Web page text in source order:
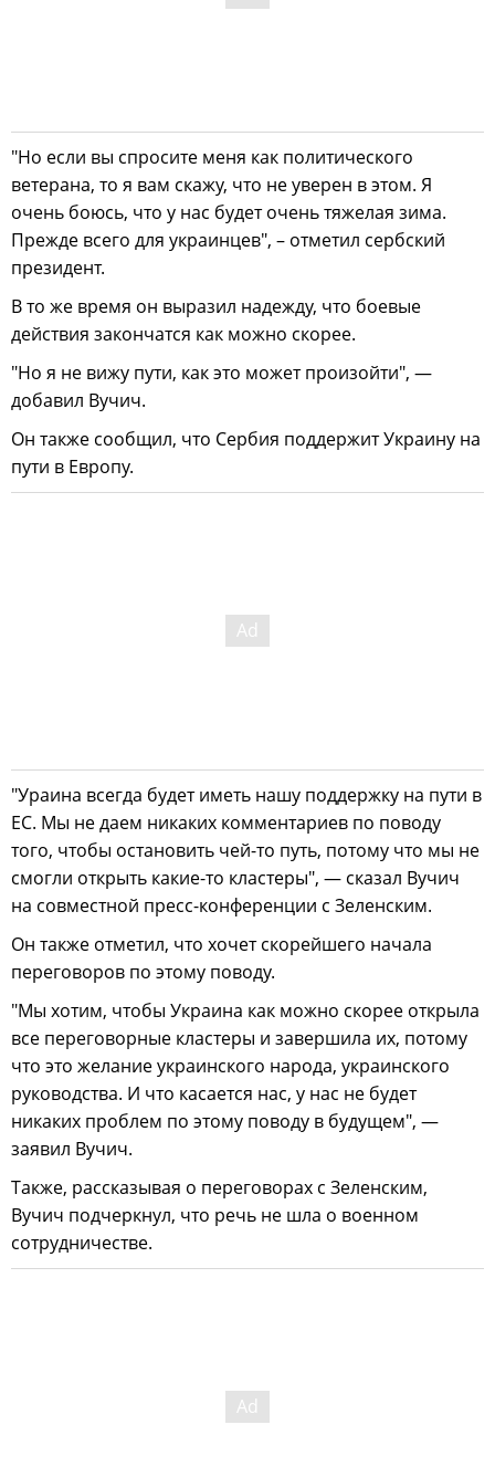
"Но если вы спросите меня как политического
ветерана, то я вам скажу, что не уверен в этом. Я
очень боюсь, что у нас будет очень тяжелая зима.
Прежде всего для украинцев", – отметил сербский
президент.
В то же время он выразил надежду, что боевые
действия закончатся как можно скорее.
"Но я не вижу пути, как это может произойти", —
добавил Вучич.
Он также сообщил, что Сербия поддержит Украину на
пути в Европу.
"Ураина всегда будет иметь нашу поддержку на пути в
ЕС. Мы не даем никаких комментариев по поводу
того, чтобы остановить чей-то путь, потому что мы не
смогли открыть какие-то кластеры", — сказал Вучич
на совместной пресс-конференции с Зеленским.
Он также отметил, что хочет скорейшего начала
переговоров по этому поводу.
"Мы хотим, чтобы Украина как можно скорее открыла
все переговорные кластеры и завершила их, потому
что это желание украинского народа, украинского
руководства. И что касается нас, у нас не будет
никаких проблем по этому поводу в будущем", —
заявил Вучич.
Также, рассказывая о переговорах с Зеленским,
Вучич подчеркнул, что речь не шла о военном
сотрудничестве.